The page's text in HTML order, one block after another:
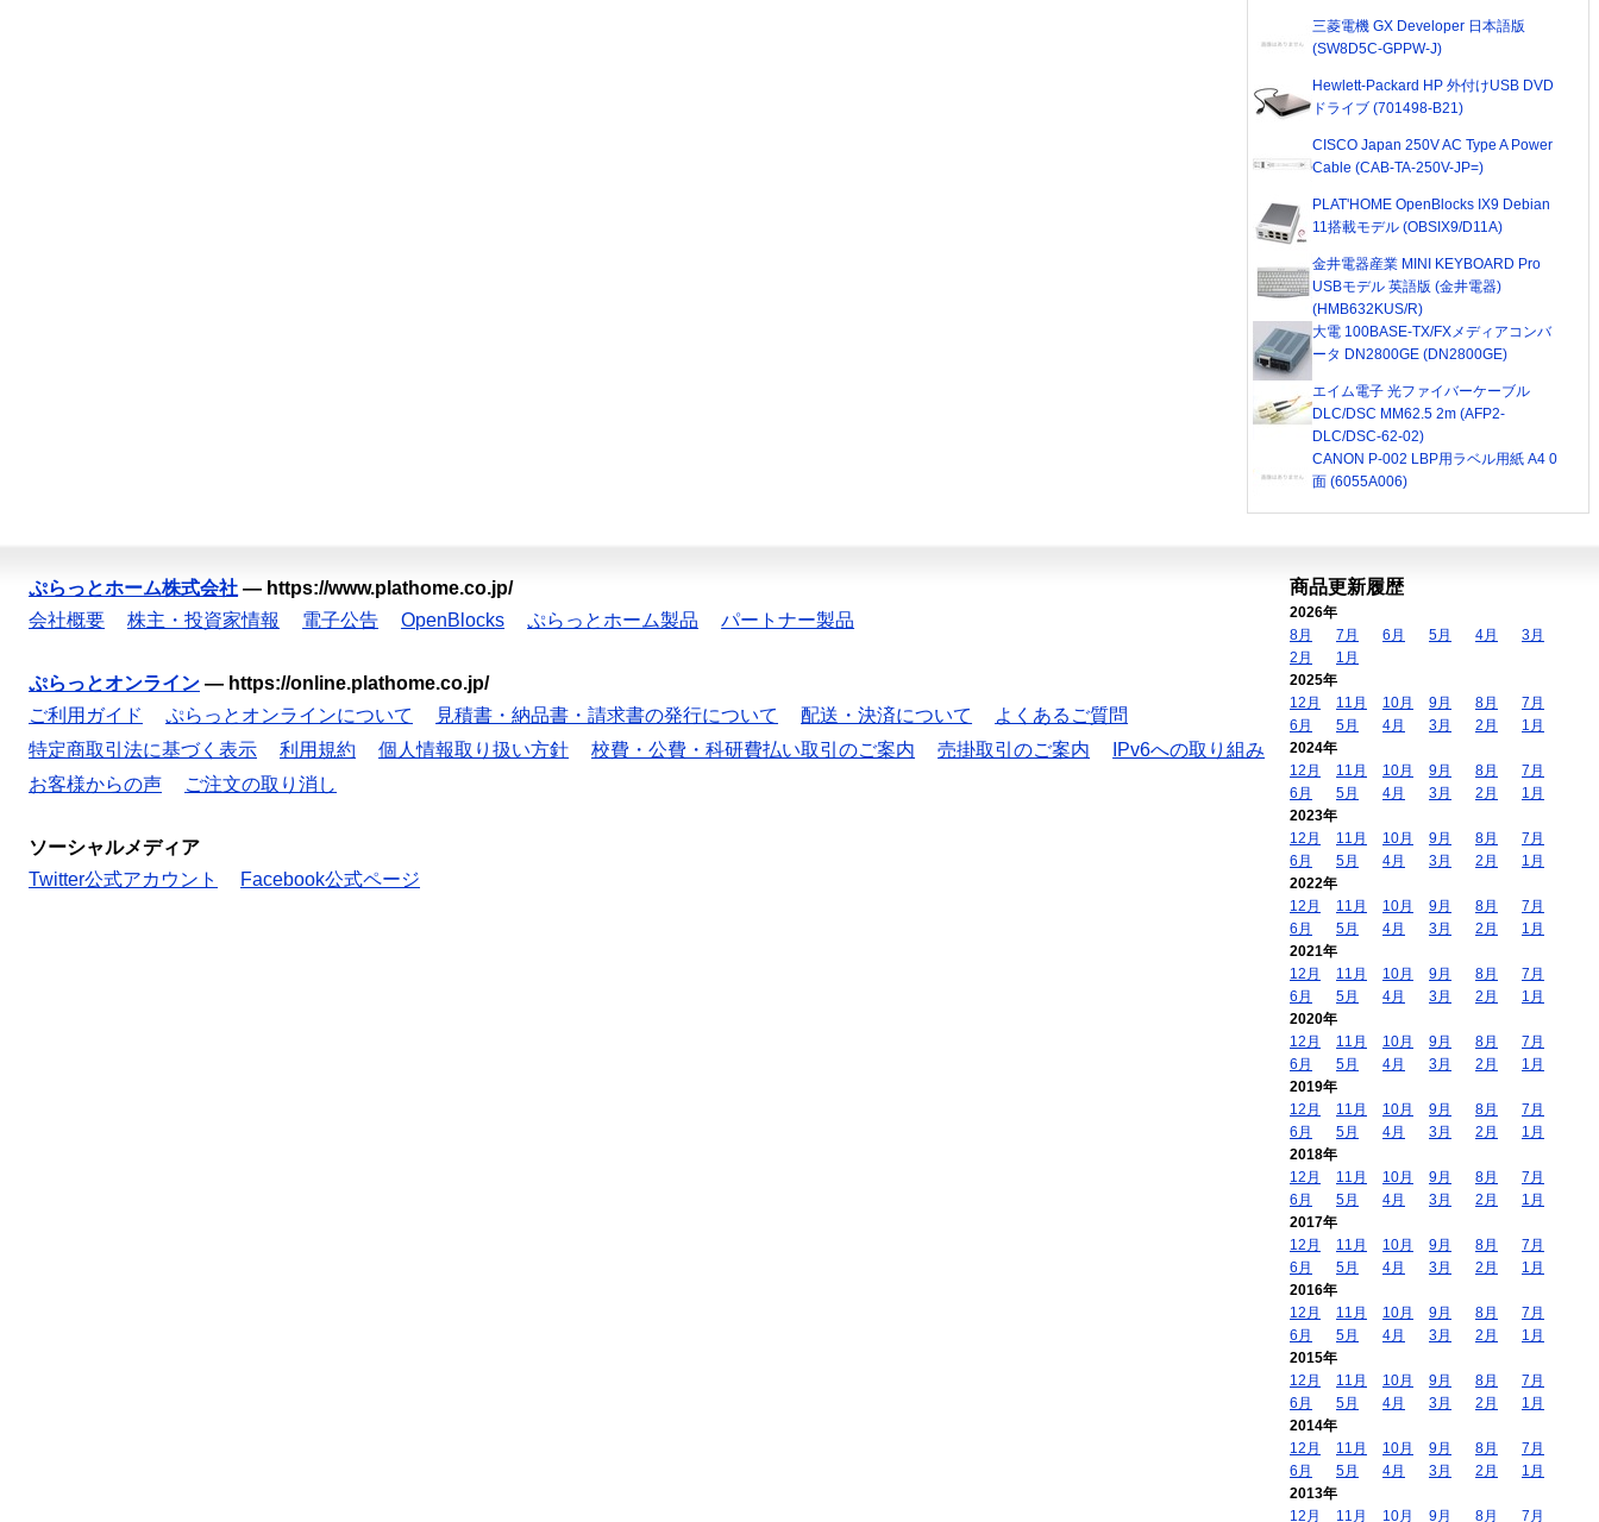
三菱電機 GX Developer 日本語版
(SW8D5C-GPPW-J)
Hewlett-Packard HP 外付けUSB DVD
ドライブ (701498-B21)
CISCO Japan 250V AC Type A Power
Cable (CAB-TA-250V-JP=)
PLAT'HOME OpenBlocks IX9 Debian
11搭載モデル (OBSIX9/D11A)
金井電器産業 MINI KEYBOARD Pro
USBモデル 英語版 (金井電器)
(HMB632KUS/R)
大電 100BASE-TX/FXメディアコンバ
ータ DN2800GE (DN2800GE)
エイム電子 光ファイバーケーブル
DLC/DSC MM62.5 2m (AFP2-
DLC/DSC-62-02)
CANON P-002 LBP用ラベル用紙 A4 0
面 (6055A006)
ぷらっとホーム株式会社 — https://www.plathome.co.jp/
会社概要
株主・投資家情報 電子公告 OpenBlocks ぷらっとホーム製品 パートナー製品
ぷらっとオンライン — https://online.plathome.co.jp/
ご利用ガイド
ぷらっとオンラインについて 見積書・納品書・請求書の発行について 配送・決済について
よくあるご質問
特定商取引法に基づく表示
利用規約 個人情報取り扱い方針 校費・公費・科研費払い取引のご案内 売掛取引のご案内
IPv6への取り組み
お客様からの声
ご注文の取り消し
ソーシャルメディア
Twitter公式アカウント
Facebook公式ページ
商品更新履歴
2026年
8月
7月 6月 5月 4月
3月
2月
1月
2025年
12月
11月 10月 9月 8月
7月
6月
5月 4月 3月 2月
1月
2024年
12月
11月 10月 9月 8月
7月
6月
5月 4月 3月 2月
1月
2023年
12月
11月 10月 9月 8月
7月
6月
5月 4月 3月 2月
1月
2022年
12月
11月 10月 9月 8月
7月
6月
5月 4月 3月 2月
1月
2021年
12月
11月 10月 9月 8月
7月
6月
5月 4月 3月 2月
1月
2020年
12月
11月 10月 9月 8月
7月
6月
5月 4月 3月 2月
1月
2019年
12月
11月 10月 9月 8月
7月
6月
5月 4月 3月 2月
1月
2018年
12月
11月 10月 9月 8月
7月
6月
5月 4月 3月 2月
1月
2017年
12月
11月 10月 9月 8月
7月
6月
5月 4月 3月 2月
1月
2016年
12月
11月 10月 9月 8月
7月
6月
5月 4月 3月 2月
1月
2015年
12月
11月 10月 9月 8月
7月
6月
5月 4月 3月 2月
1月
2014年
12月
11月 10月 9月 8月
7月
6月
5月 4月 3月 2月
1月
2013年
12月
11月 10月 9月 8月 7月